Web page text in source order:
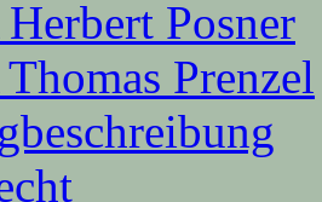
Posner
Prenzel